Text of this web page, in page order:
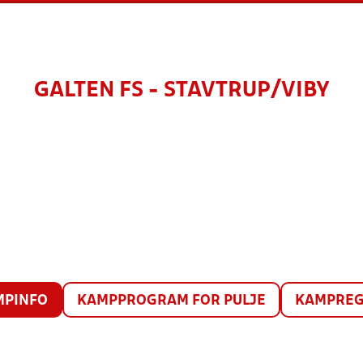
GALTEN FS - STAVTRUP/VIBY
KAMPPROGRAM FOR PULJE